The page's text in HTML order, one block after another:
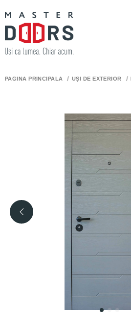
PAGINA PRINCIPALĂ UȘI DE EXTERIOR